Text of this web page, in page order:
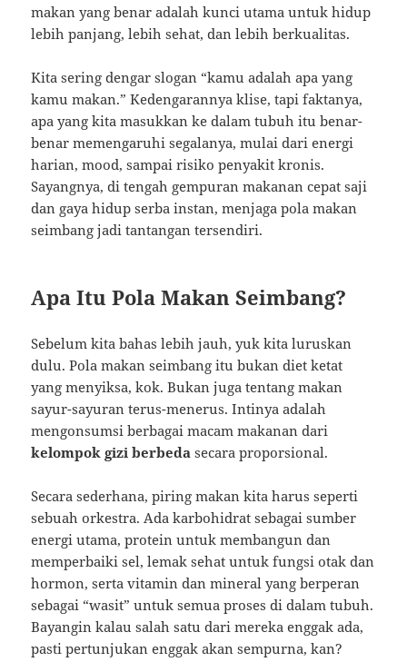
makan yang benar adalah kunci utama untuk hidup
lebih panjang, lebih sehat, dan lebih berkualitas.
Kita sering dengar slogan “kamu adalah apa yang
kamu makan.” Kedengarannya klise, tapi faktanya,
apa yang kita masukkan ke dalam tubuh itu benar-
benar memengaruhi segalanya, mulai dari energi
harian, mood, sampai risiko penyakit kronis.
Sayangnya, di tengah gempuran makanan cepat saji
dan gaya hidup serba instan, menjaga pola makan
seimbang jadi tantangan tersendiri.
Apa Itu Pola Makan Seimbang?
Sebelum kita bahas lebih jauh, yuk kita luruskan
dulu. Pola makan seimbang itu bukan diet ketat
yang menyiksa, kok. Bukan juga tentang makan
sayur-sayuran terus-menerus. Intinya adalah
mengonsumsi berbagai macam makanan dari
kelompok gizi berbeda secara proporsional.
Secara sederhana, piring makan kita harus seperti
sebuah orkestra. Ada karbohidrat sebagai sumber
energi utama, protein untuk membangun dan
memperbaiki sel, lemak sehat untuk fungsi otak dan
hormon, serta vitamin dan mineral yang berperan
sebagai “wasit” untuk semua proses di dalam tubuh.
Bayangin kalau salah satu dari mereka enggak ada,
pasti pertunjukan enggak akan sempurna, kan?